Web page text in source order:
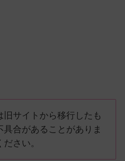
サイトから移行したも
具合があることがありま
さい。